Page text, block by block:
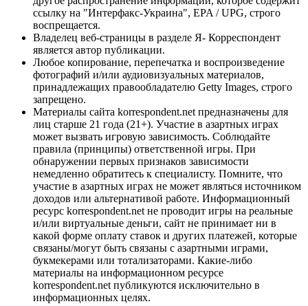
ссылку на "Интерфакс-Украина", EPA / UPG, строго
воспрещается.
Владелец веб-страницы в разделе Я- Корреспондент
является автор публикации.
Любое копирование, перепечатка и воспроизведение
фотографий и/или аудиовизуальных материалов,
принадлежащих правообладателю Getty Images, строго
запрещено.
Материалы сайта korrespondent.net предназначены для
лиц старше 21 года (21+). Участие в азартных играх
может вызвать игровую зависимость. Соблюдайте
правила (принципы) ответственной игры. При
обнаружении первых признаков зависимости
немедленно обратитесь к специалисту. Помните, что
участие в азартных играх не может являться источником
доходов или альтернативой работе. Информационный
ресурс korrespondent.net не проводит игры на реальные
и/или виртуальные деньги, сайт не принимает ни в
какой форме оплату ставок и других платежей, которые
связаны/могут быть связаны с азартными играми,
букмекерами или тотализаторами. Какие-либо
материалы на информационном ресурсе
korrespondent.net публикуются исключительно в
информационных целях.